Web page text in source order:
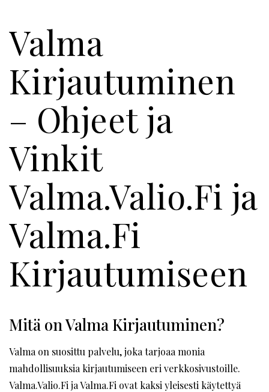
Valma
Kirjautuminen
– Ohjeet ja
Vinkit
Valma.Valio.Fi ja
Valma.Fi
Kirjautumiseen
Mitä on Valma Kirjautuminen?
Valma on suosittu palvelu, joka tarjoaa monia
mahdollisuuksia kirjautumiseen eri verkkosivustoille.
Valma.Valio.Fi ja Valma.Fi ovat kaksi yleisesti käytettyä